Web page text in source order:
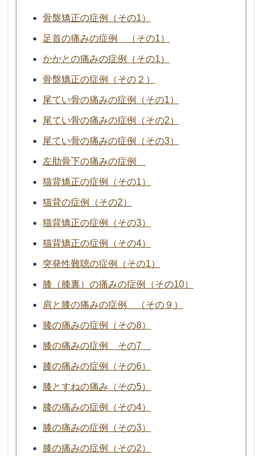
骨盤矯正の症例（その1）
足首の痛みの症例 （その1）
かかとの痛みの症例（その1）
骨盤矯正の症例（その２）
尾てい骨の痛みの症例（その1）
尾てい骨の痛みの症例（その2）
尾てい骨の痛みの症例（その3）
左肋骨下の痛みの症例
猫背矯正の症例（その1）
猫背の症例（その2）
猫背矯正の症例（その3）
猫背矯正の症例（その4）
突発性難聴の症例（その1）
膝（膝裏）の痛みの症例（その10）
肩と膝の痛みの症例 （その９）
膝の痛みの症例（その8）
膝の痛みの症例 その7
膝の痛みの症例（その6）
膝とすねの痛み（その5）
膝の痛みの症例（その4）
膝の痛みの症例（その3）
膝の痛みの症例（その2）